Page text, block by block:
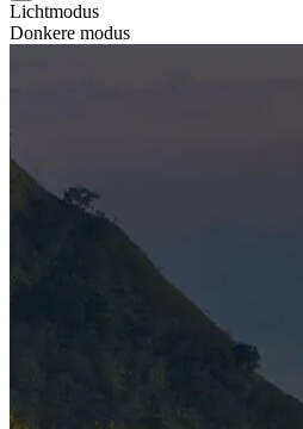
Lichtmodus
Donkere modus